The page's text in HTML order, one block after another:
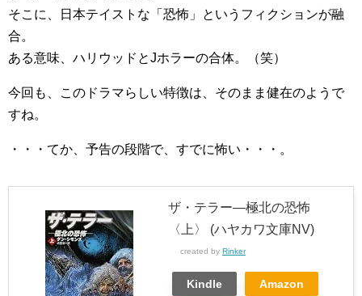
そこに、日本テイストな「恐怖」というフィクションが融
合。
ある意味、ハリウッドとJホラーの合体。（笑）
今回も、このドラマらしい特徴は、そのまま健在のようで
すね。
・・・てか、予告の段階で、すでに怖い・・・。
ザ・テラー―極北の恐怖
〈上〉 (ハヤカワ文庫NV)
created by Rinker
Kindle Amazon